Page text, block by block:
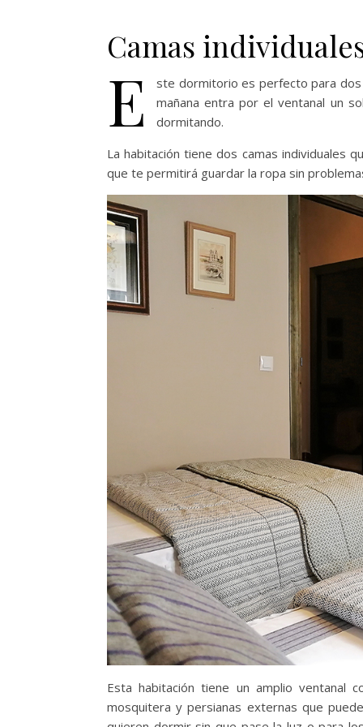
Camas
E
ste dormitorio es perfecto para dos
mañana entra por el ventanal un
dormitando.
La habitación tiene dos camas individuales
que te permitirá guardar la ropa sin
Esta habitación tiene un amplio
mosquitera y persianas externas que